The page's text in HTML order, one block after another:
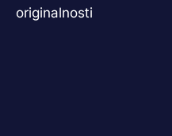
originalnosti